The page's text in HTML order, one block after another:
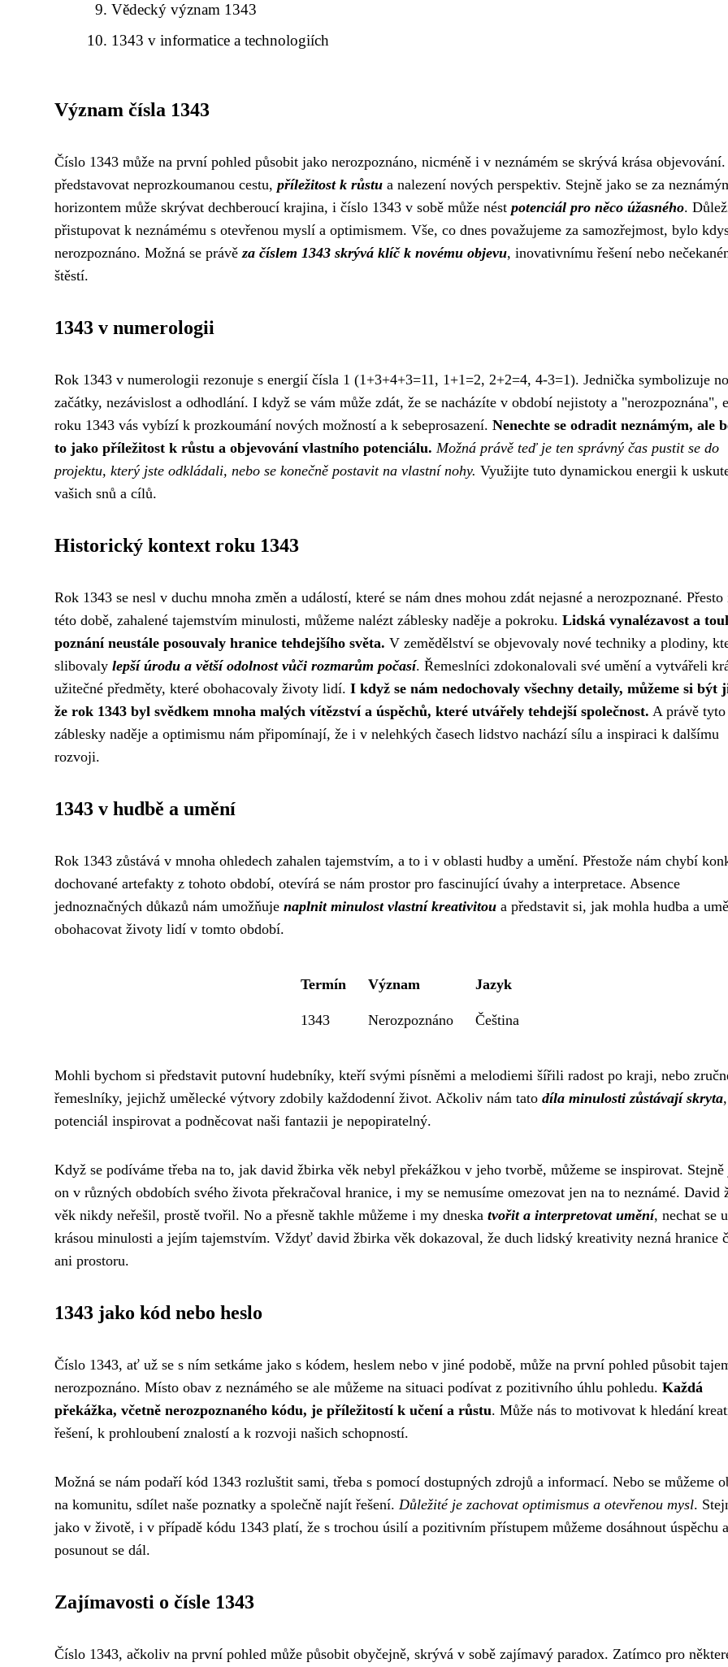
Vědecký význam 1343
1343 v informatice a technologiích
Význam čísla 1343
Číslo 1343 může na první pohled působit jako nerozpoznáno, nicméně i v neznámém se skrývá krása
představovat neprozkoumanou cestu, příležitost k růstu a nalezení nových perspektiv. Stejně jako se za
horizontem může skrývat dechberoucí krajina, i číslo 1343 v sobě může nést potenciál pro něco úžasného.
přistupovat k neznámému s otevřenou myslí a optimismem. Vše, co dnes považujeme za samozřejmost, bylo
nerozpoznáno. Možná se právěza číslem 1343 skrývá klíč k novému objevu, inovativnímu řešení nebo
štěstí.
1343 v numerologii
Rok 1343 v numerologii rezonuje s energií čísla 1 (1+3+4+3=11, 1+1=2, 2+2=4, 4-3=1). Jednička symbolizuje
začátky, nezávislost a odhodlání. I když se vám může zdát, že se nacházíte v období nejistoty a "nerozpoznána",
roku 1343 vás vybízí k prozkoumání nových možností a k sebeprosazení. Nenechte se odradit neznámým, ale
to jako příležitost k růstu a objevování vlastního potenciálu. Možná právě teď je ten správný čas pustit se do
projektu, který jste odkládali, nebo se konečně postavit na vlastní nohy. Využijte tuto dynamickou energii k
vašich snů a cílů.
Historický kontext roku 1343
Rok 1343 se nesl v duchu mnoha změn a událostí, které se nám dnes mohou zdát nejasné a nerozpoznané.
této době, zahalené tajemstvím minulosti, můžeme nalézt záblesky naděje a pokroku. Lidská vynalézavost a
poznání neustále posouvaly hranice tehdejšího světa. V zemědělství se objevovaly nové techniky a plodiny,
slibovaly lepší úrodu a větší odolnost vůči rozmarům počasí. Řemeslníci zdokonalovali své umění a vytvářeli
užitečné předměty, které obohacovaly životy lidí. I když se nám nedochovaly všechny detaily, můžeme si být
že rok 1343 byl svědkem mnoha malých vítězství a úspěchů, které utvářely tehdejší společnost. A právě tyto
záblesky naděje a optimismu nám připomínají, že i v nelehkých časech lidstvo nachází sílu a inspiraci k dalšímu
rozvoji.
1343 v hudbě a umění
Rok 1343 zůstává v mnoha ohledech zahalen tajemstvím, a to i v oblasti hudby a umění. Přestože nám chybí
dochované artefakty z tohoto období, otevírá se nám prostor pro fascinující úvahy a interpretace. Absence
jednoznačných důkazů nám umožňuje naplnit minulost vlastní kreativitou a představit si, jak mohla hudba a
obohacovat životy lidí v tomto období.
Termín Význam Jazyk
1343 Nerozpoznáno Čeština
Mohli bychom si představit putovní hudebníky, kteří svými písněmi a melodiemi šířili radost po kraji, nebo
řemeslníky, jejichž umělecké výtvory zdobily každodenní život. Ačkoliv nám tato díla minulosti zůstávají skryta
potenciál inspirovat a podněcovat naši fantazii je nepopiratelný.
Když se podíváme třeba na to, jak david žbirka věk nebyl překážkou v jeho tvorbě, můžeme se inspirovat. Stejně
on v různých obdobích svého života překračoval hranice, i my se nemusíme omezovat jen na to neznámé. David
věk nikdy neřešil, prostě tvořil. No a přesně takhle můžeme i my dneska tvořit a interpretovat umění, nechat se
krásou minulosti a jejím tajemstvím. Vždyť david žbirka věk dokazoval, že duch lidský kreativity nezná hranice
ani prostoru.
1343 jako kód nebo heslo
Číslo 1343, ať už se s ním setkáme jako s kódem, heslem nebo v jiné podobě, může na první pohled působit
nerozpoznáno. Místo obav z neznámého se ale můžeme na situaci podívat z pozitivního úhlu pohledu. Každá
překážka, včetně nerozpoznaného kódu, je příležitostí k učení a růstu. Může nás to motivovat k hledání
řešení, k prohloubení znalostí a k rozvoji našich schopností.
Možná se nám podaří kód 1343 rozluštit sami, třeba s pomocí dostupných zdrojů a informací. Nebo se můžeme
na komunitu, sdílet naše poznatky a společně najít řešení. Důležité je zachovat optimismus a otevřenou mysl.
jako v životě, i v případě kódu 1343 platí, že s trochou úsilí a pozitivním přístupem můžeme dosáhnout úspěchu a
posunout se dál.
Zajímavosti o čísle 1343
Číslo 1343, ačkoliv na první pohled může působit obyčejně, skrývá v sobě zajímavý paradox. Zatímco pro